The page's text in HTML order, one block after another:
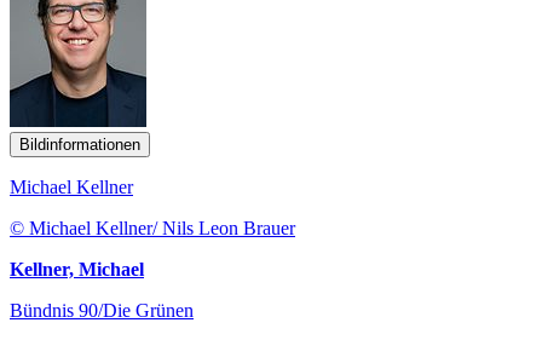
Bildinformationen
Michael Kellner
© Michael Kellner/ Nils Leon Brauer
Kellner, Michael
Bündnis 90/Die Grünen